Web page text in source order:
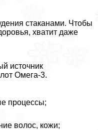
стаканами. Чтобы
хватит даже
источник
Омега-3.
процессы;
волос, кожи;